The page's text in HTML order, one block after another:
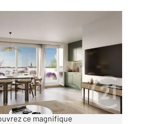
à vendre
€
À SAINT-FONS ÉLIGIBLE
ce magnifique